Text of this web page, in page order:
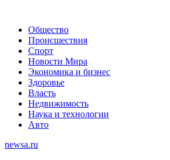
Общество
Происшествия
Спорт
Новости Мира
Экономика и бизнес
Здоровье
Власть
Недвижимость
Наука и технологии
Авто
newsa.ru